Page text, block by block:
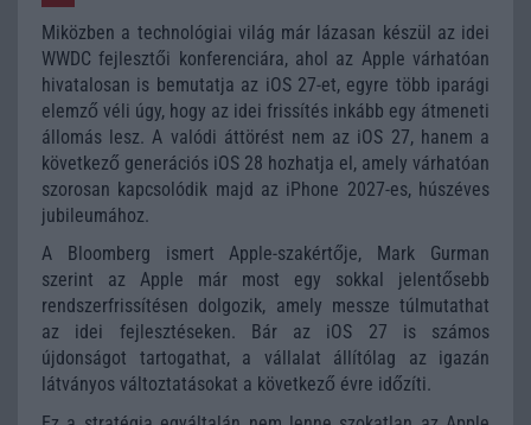
Miközben a technológiai világ már lázasan készül az idei
WWDC fejlesztői konferenciára, ahol az Apple várhatóan
hivatalosan is bemutatja az iOS 27-et, egyre több iparági
elemző véli úgy, hogy az idei frissítés inkább egy átmeneti
állomás lesz. A valódi áttörést nem az iOS 27, hanem a
következő generációs iOS 28 hozhatja el, amely várhatóan
szorosan kapcsolódik majd az iPhone 2027-es, húszéves
jubileumához.
A Bloomberg ismert Apple-szakértője, Mark Gurman
szerint az Apple már most egy sokkal jelentősebb
rendszerfrissítésen dolgozik, amely messze túlmutathat
az idei fejlesztéseken. Bár az iOS 27 is számos
újdonságot tartogathat, a vállalat állítólag az igazán
látványos változtatásokat a következő évre időzíti.